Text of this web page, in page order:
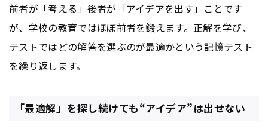
前者が「考える」後者が「アイデアを出す」ことです
が、学校の教育ではほぼ前者を鍛えます。正解を学び、
テストではどの解答を選ぶのが最適かという記憶テスト
を繰り返します。
「最適解」を探し続けても“アイデア”は出せない